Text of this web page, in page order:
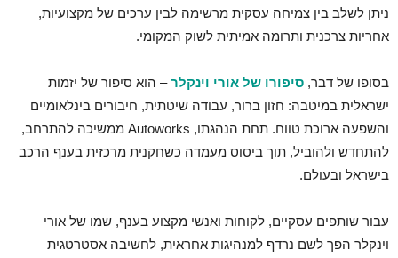
ניתן לשלב בין צמיחה עסקית מרשימה לבין ערכים של מקצועיות,
אחריות צרכנית ותרומה אמיתית לשוק המקומי.
בסופו של דבר, סיפורו של אורי וינקלר– הוא סיפור של יזמות
ישראלית במיטבה: חזון ברור, עבודה שיטתית, חיבורים בינלאומיים
והשפעה ארוכת טווח. תחת הנהגתו, Autoworks ממשיכה להתרחב,
להתחדש ולהוביל, תוך ביסוס מעמדה כשחקנית מרכזית בענף הרכב
בישראל ובעולם.
עבור שותפים עסקיים, לקוחות ואנשי מקצוע בענף, שמו של אורי
וינקלר הפך לשם נרדף למנהיגות אחראית, לחשיבה אסטרטגית